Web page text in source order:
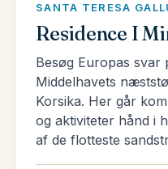
SANTA TERESA
Residence I
Besøg Europas svar
Middelhavets
Korsika. Her går
og aktiviteter hånd i
af de flotteste